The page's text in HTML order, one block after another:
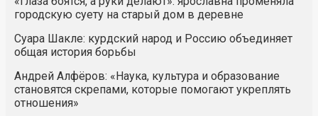
городскую суету на старый дом в деревне
Суара Шакле: курдский народ и Россию объединяет
общая история борьбы
Андрей Алфёров: «Наука, культура и образование
становятся скрепами, которые помогают укреплять
отношения»